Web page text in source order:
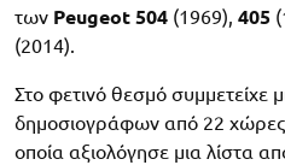
των Peugeot 504 (1969), 405
(2014).
Στο φετινό θεσμό συμμετείχε
δημοσιογράφων από 22 χώρες
οποία αξιολόγησε μια λίστα